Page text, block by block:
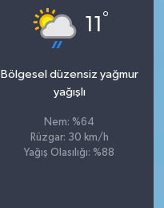
11 °
Bölgesel düzensiz yağmur
yağışlı
Nem: %64
Rüzgar: 30 km/h
Yağış Olasılığı: %88